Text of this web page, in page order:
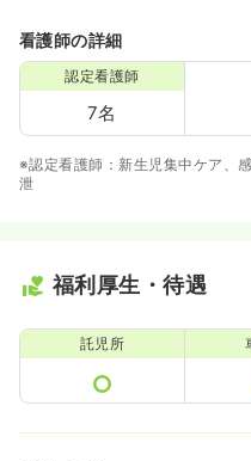
看護師の詳細
認定看護師
7名
※認定看護師：新生児集中ケア、
泄
福利厚生・待遇
託児所